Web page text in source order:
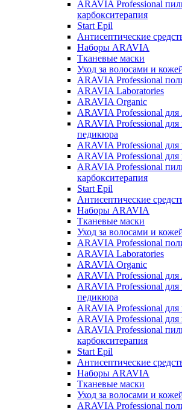
ARAVIA Professional
карбокситерапия
Start Epil
Антисептические
Наборы ARAVIA
Тканевые маски
Уход за волосами и
ARAVIA Professional
ARAVIA Laboratories
ARAVIA Organic
ARAVIA Professional для
ARAVIA Professional
педикюра
ARAVIA Professional для
ARAVIA Professional для
ARAVIA Professional
карбокситерапия
Start Epil
Антисептические
Наборы ARAVIA
Тканевые маски
Уход за волосами и
ARAVIA Professional
ARAVIA Laboratories
ARAVIA Organic
ARAVIA Professional для
ARAVIA Professional
педикюра
ARAVIA Professional для
ARAVIA Professional для
ARAVIA Professional
карбокситерапия
Start Epil
Антисептические
Наборы ARAVIA
Тканевые маски
Уход за волосами и
ARAVIA Professional